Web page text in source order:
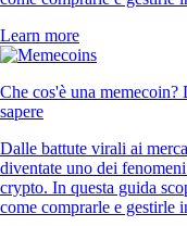
Learn more
Che cos'è una
sapere
Dalle battute virali ai
diventate uno dei
crypto. In questa guida
come comprarle e gestirle